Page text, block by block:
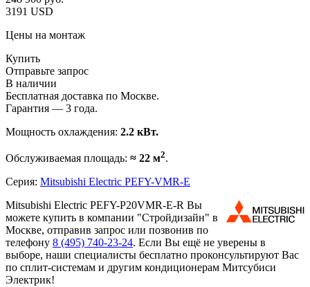
3191 USD
Цены на монтаж
Купить
Отправьте запрос
В наличии
Бесплатная доставка по Москве.
Гарантия — 3 года.
Мощность охлаждения: 2.2 кВт.
Обслуживаемая площадь: ≈ 22 м2.
Серия: Mitsubishi Electric PEFY-VMR-E
Mitsubishi Electric PEFY-P20VMR-E-R Вы
можете купить в компании "Стройдизайн" в
Москве, отправив запрос или позвонив по
телефону 8 (495) 740-23-24. Если Вы ещё не уверены в
выборе, наши специалисты бесплатно проконсультируют Вас
по сплит-системам и другим кондиционерам Митсубиси
Электрик!